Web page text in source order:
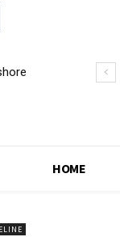
HOME